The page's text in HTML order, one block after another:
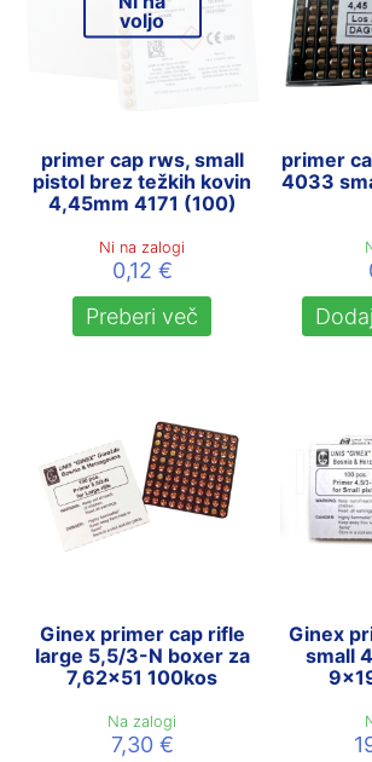
voljo
primer cap rws, small
pistol brez težkih kovin
4,45mm 4171 (100)
Ni na zalogi
0,12 €
Preberi več
primer
4033
Ginex primer cap rifle
large 5,5/3-N boxer za
7,62×51 100kos
Na zalogi
7,30 €
Ginex
small